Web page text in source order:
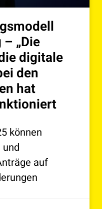
„Die
digitale
den
hat
können
auf